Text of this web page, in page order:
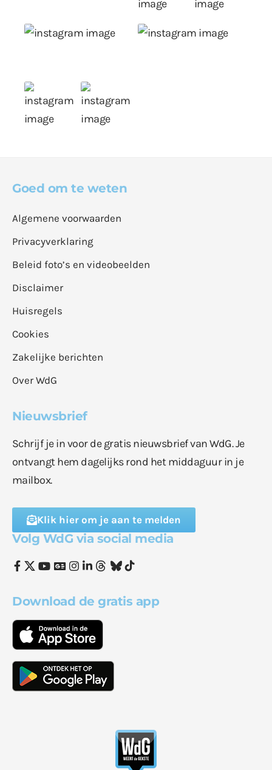
Goed om te weten
Algemene voorwaarden
Privacyverklaring
Beleid foto’s en videobeelden
Disclaimer
Huisregels
Cookies
Zakelijke berichten
Over WdG
Nieuwsbrief
Schrijf je in voor de gratis nieuwsbrief van WdG. Je
ontvangt hem dagelijks rond het middaguur in je
mailbox.
Klik hier om je aan te melden
Volg WdG via social media
Download de gratis app